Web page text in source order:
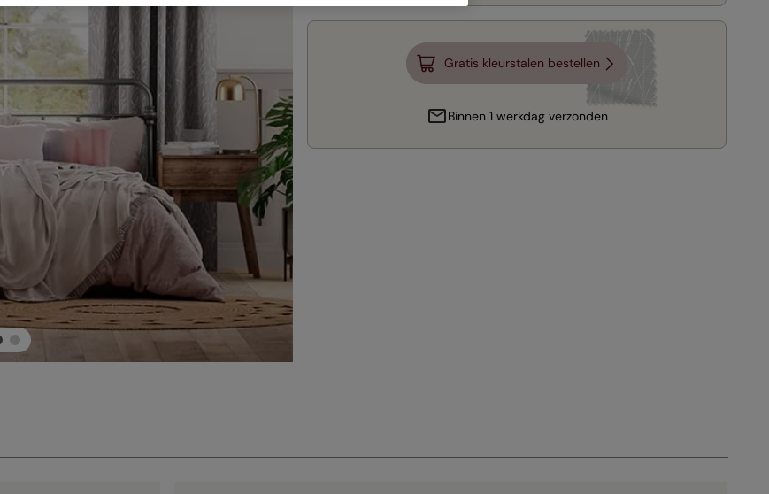
Gratis kleurstalen bestellen
Binnen 1 werkdag verzonden